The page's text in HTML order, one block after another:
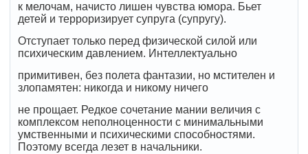
к мелочам, начисто лишен чувства юмора. Бьет
детей и терроризирует супруга (супругу).
Отступает только перед физической силой или
психическим давлением. Интеллектуально
примитивен, без полета фантазии, но мстителен и
злопамятен: никогда и никому ничего
не прощает. Редкое сочетание мании величия с
комплексом неполноценности с минимальными
умственными и психическими способностями.
Поэтому всегда лезет в начальники.